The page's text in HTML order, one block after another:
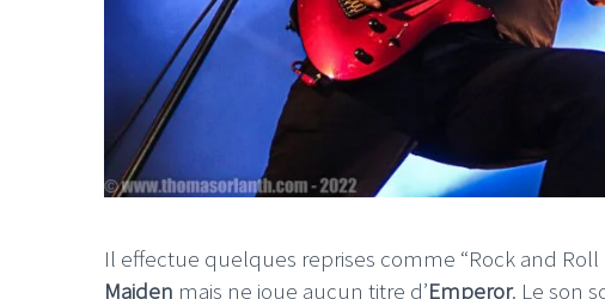
Il effectue quelques reprises comme “Rock and Roll
Maiden mais ne joue aucun titre d’Emperor. Le son